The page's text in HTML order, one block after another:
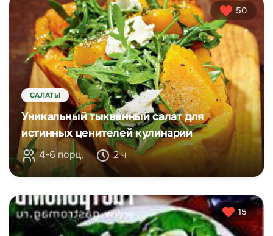
50
САЛАТЫ
Уникальный тыквенный салат для
истинных ценителей кулинарии
4-6 порц. 2 ч
15